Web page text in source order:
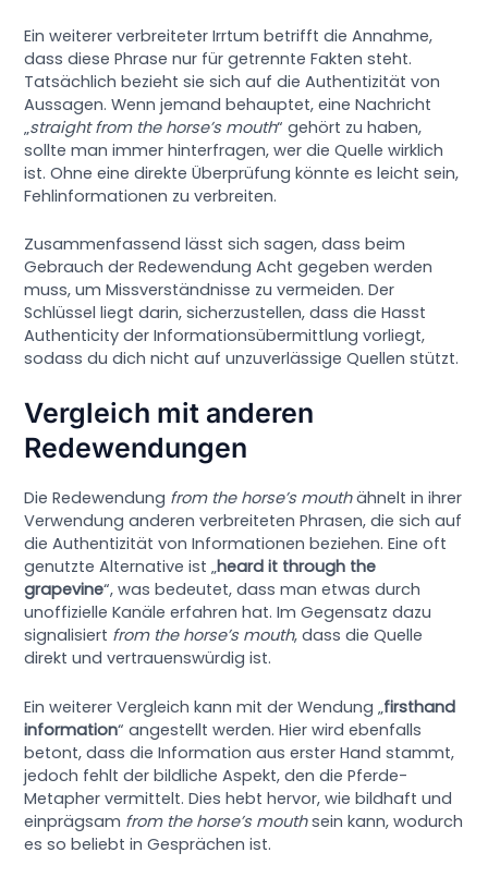
Ein weiterer verbreiteter Irrtum betrifft die Annahme,
dass diese Phrase nur für getrennte Fakten steht.
Tatsächlich bezieht sie sich auf die Authentizität von
Aussagen. Wenn jemand behauptet, eine Nachricht
„straight from the horse’s mouth“ gehört zu haben,
sollte man immer hinterfragen, wer die Quelle wirklich
ist. Ohne eine direkte Überprüfung könnte es leicht sein,
Fehlinformationen zu verbreiten.
Zusammenfassend lässt sich sagen, dass beim
Gebrauch der Redewendung Acht gegeben werden
muss, um Missverständnisse zu vermeiden. Der
Schlüssel liegt darin, sicherzustellen, dass die Hasst
Authenticity der Informationsübermittlung vorliegt,
sodass du dich nicht auf unzuverlässige Quellen stützt.
Vergleich mit anderen
Redewendungen
Die Redewendung from the horse’s mouthähnelt in ihrer
Verwendung anderen verbreiteten Phrasen, die sich auf
die Authentizität von Informationen beziehen. Eine oft
genutzte Alternative ist „heard it through the
grapevine“, was bedeutet, dass man etwas durch
unoffizielle Kanäle erfahren hat. Im Gegensatz dazu
signalisiert from the horse’s mouth, dass die Quelle
direkt und vertrauenswürdig ist.
Ein weiterer Vergleich kann mit der Wendung „firsthand
information“ angestellt werden. Hier wird ebenfalls
betont, dass die Information aus erster Hand stammt,
jedoch fehlt der bildliche Aspekt, den die Pferde-
Metapher vermittelt. Dies hebt hervor, wie bildhaft und
einprägsam from the horse’s mouthsein kann, wodurch
es so beliebt in Gesprächen ist.